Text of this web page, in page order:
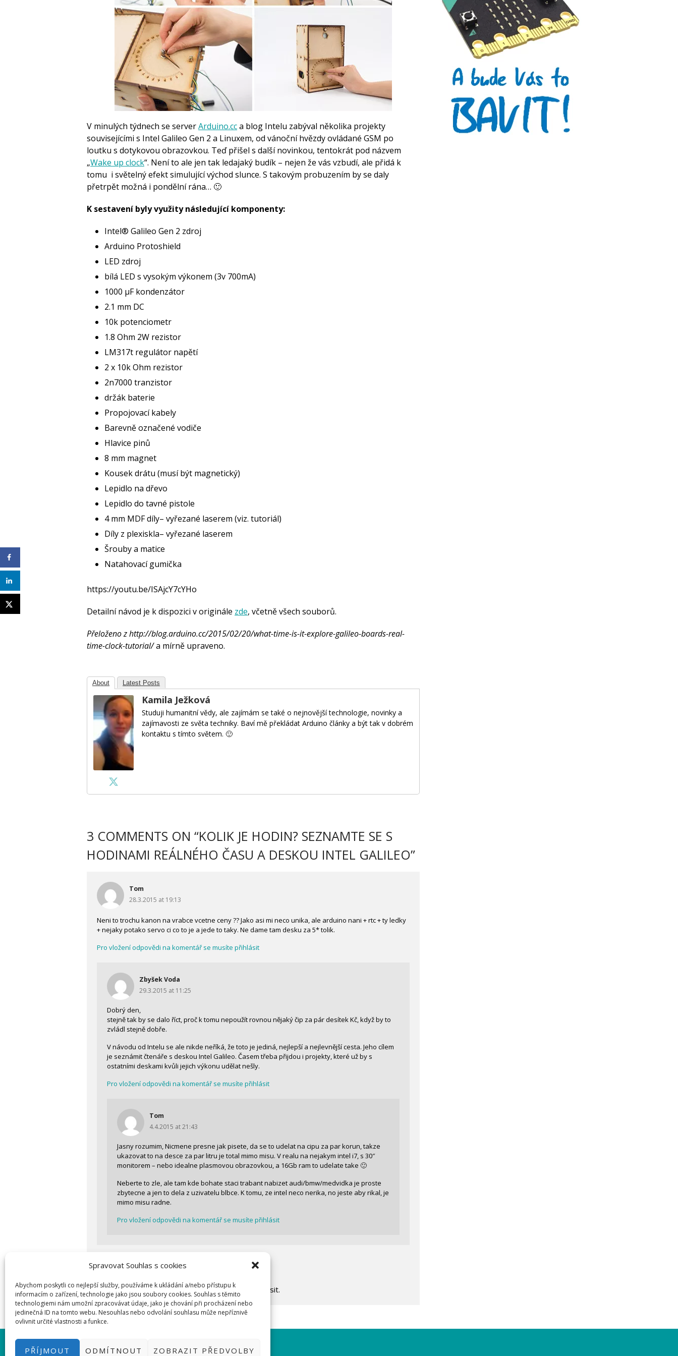
Spravovat Souhlas s cookies
Abychom poskytli co nejlepší služby, používáme k ukládání a/nebo přístupu k
informacím o zařízení, technologie jako jsou soubory cookies. Souhlas s těmito
technologiemi nám umožní zpracovávat údaje, jako je chování při procházení nebo
jedinečná ID na tomto webu. Nesouhlas nebo odvolání souhlasu může nepříznivě
ovlivnit určité vlastnosti a funkce.
PŘÍJMOUT ODMÍTNOUT ZOBRAZIT PŘEDVOLBY
Arduino roboti
Tinylab
Makeblock
V minulých týdnech se serverArduino.cca blog Intelu zabýval několika projekty
souvisejícími s Intel Galileo Gen 2 a Linuxem, od vánoční hvězdy ovládané GSM po
loutku s dotykovou obrazovkou. Teď přišel s další novinkou, tentokrát pod názvem
„Wake up clock“. Není to ale jen tak ledajaký budík – nejen že vás vzbudí, ale přidá k
tomu i světelný efekt simulující východ slunce. S takovým probuzením by se daly
přetrpět možná i pondělní rána… 🙂
K sestavení byly využity následující komponenty:
Intel® Galileo Gen 2 zdroj
Arduino Protoshield
LED zdroj
bílá LED s vysokým výkonem (3v 700mA)
1000 μF kondenzátor
2.1 mm DC
10k potenciometr
1.8 Ohm 2W rezistor
LM317t regulátor napětí
2 x 10k Ohm rezistor
2n7000 tranzistor
držák baterie
Propojovací kabely
Barevně označené vodiče
Hlavice pinů
8 mm magnet
Kousek drátu (musí být magnetický)
Lepidlo na dřevo
Lepidlo do tavné pistole
4 mm MDF díly– vyřezané laserem (viz. tutoriál)
Díly z plexiskla– vyřezané laserem
Šrouby a matice
Natahovací gumička
https://youtu.be/ISAjcY7cYHo
Detailní návod je k dispozici v originále zde, včetně všech souborů.
Přeloženo z http://blog.arduino.cc/2015/02/20/what-time-is-it-explore-galileo-boards-real-
time-clock-tutorial/a mírně upraveno.
About Latest Posts
Kamila Ježková
Studuji humanitní vědy, ale zajímám se také o nejnovější technologie, novinky a
zajímavosti ze světa techniky. Baví mě překládat Arduino články a být tak v dobrém
kontaktu s tímto světem. 🙂
3 COMMENTS ON “KOLIK JE HODIN? SEZNAMTE SE S
HODINAMI REÁLNÉHO ČASU A DESKOU INTEL GALILEO”
Tom
28.3.2015 at 19:13
Neni to trochu kanon na vrabce vcetne ceny ?? Jako asi mi neco unika, ale arduino nani + rtc + ty ledky
+ nejaky potako servo ci co to je a jede to taky. Ne dame tam desku za 5* tolik.
Pro vložení odpovědi na komentář se musíte přihlásit
Zbyšek Voda
29.3.2015 at 11:25
Dobrý den,
stejně tak by se dalo říct, proč k tomu nepoužít rovnou nějaký čip za pár desítek Kč, když by to
zvládl stejně dobře.
V návodu od Intelu se ale nikde neříká, že toto je jediná, nejlepší a nejlevnější cesta. Jeho cílem
je seznámit čtenáře s deskou Intel Galileo. Časem třeba přijdou i projekty, které už by s
ostatními deskami kvůli jejich výkonu udělat nešly.
Pro vložení odpovědi na komentář se musíte přihlásit
Tom
4.4.2015 at 21:43
Jasny rozumim, Nicmene presne jak pisete, da se to udelat na cipu za par korun, takze
ukazovat to na desce za par litru je total mimo misu. V realu na nejakym intel i7, s 30″
monitorem – nebo idealne plasmovou obrazovkou, a 16Gb ram to udelate take 🙂
Neberte to zle, ale tam kde bohate staci trabant nabizet audi/bmw/medvidka je proste
zbytecne a jen to dela z uzivatelu blbce. K tomu, ze intel neco nerika, no jeste aby rikal, je
mimo misu radne.
Pro vložení odpovědi na komentář se musíte přihlásit
Pro přidávání komentářů se musíte nejdříve přihlásit.
PŘIHLÁSIT SE|INFO@HWKITCHEN.CZ